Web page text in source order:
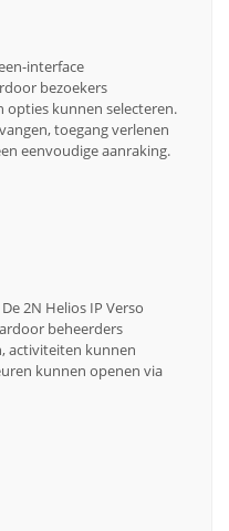
interface
bezoekers
opties kunnen selecteren.
toegang verlenen
eenvoudige aanraking.
2N Helios IP Verso
beheerders
activiteiten kunnen
kunnen openen via